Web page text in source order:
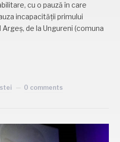
cu o pauză în care
incapacității primului
de la Ungureni (comuna
0 comments